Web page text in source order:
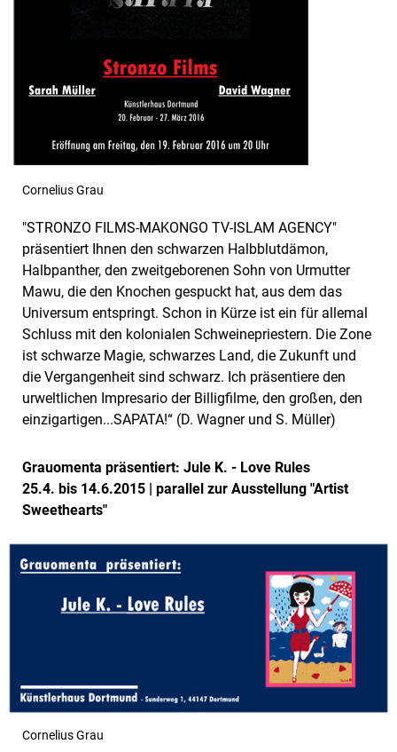
Cornelius Grau
"STRONZO FILMS-MAKONGO TV-ISLAM AGENCY"
präsentiert Ihnen den schwarzen Halbblutdämon,
Halbpanther, den zweitgeborenen Sohn von Urmutter
Mawu, die den Knochen gespuckt hat, aus dem das
Universum entspringt. Schon in Kürze ist ein für allemal
Schluss mit den kolonialen Schweinepriestern. Die Zone
ist schwarze Magie, schwarzes Land, die Zukunft und
die Vergangenheit sind schwarz. Ich präsentiere den
urweltlichen Impresario der Billigfilme, den großen, den
einzigartigen...SAPATA!“ (D. Wagner und S. Müller)
Grauomenta präsentiert: Jule K. - Love Rules
25.4. bis 14.6.2015 | parallel zur Ausstellung "Artist
Sweethearts"
Cornelius Grau